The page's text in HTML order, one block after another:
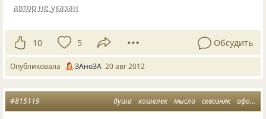
автор не указан
10 5 Обсудить
Опубликовала ЗАноЗА 20 авг 2012
душа кошелек мысли сквозняк афоризмусы
#815119